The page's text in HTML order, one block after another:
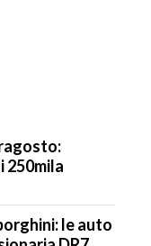
250mila
le auto